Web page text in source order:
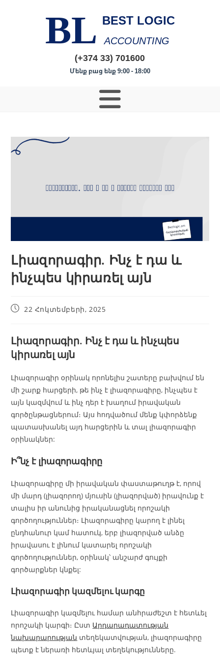
BL BEST LOGIC
ACCOUNTING
(+374 33) 701600
Մենք բաց ենք 9:00 - 18:00
Լիազորագիր. Ինչ է դա և
ինչպես կիրառել այն
22 Հոկտեմբերի, 2025
Լիազորագիր. Ինչ է դա և ինչպես
կիրառել այն
Լիազորագիր օրինակ որոնելիս շատերը բախվում են
մի շարք հարցերի, թե ինչ է լիազորագիրը, ինչպես է
այն կազմվում և ինչ դեր է խաղում իրավական
գործընթացներում։ Այս հոդվածում մենք կփորձենք
պատասխանել այդ հարցերին և տալ լիազորագիր
օրինակներ:
Ի՞նչ է լիազորագիրը
Լիազորագիրը մի իրավական փաստաթուղթ է, որով
մի մարդ (լիազորող) մյուսին (լիազորված) իրավունք է
տալիս իր անունից իրականացնել որոշակի
գործողություններ։ Լիազորագիրը կարող է լինել
ընդհանուր կամ հատուկ, երբ լիազորված անձը
իրավասու է լինում կատարել որոշակի
գործողություններ, օրինակ՝ անշարժ գույքի
գործարքներ կնքել:
Լիազորագիր կազմելու կարգը
Լիազորագիր կազմելու համար անհրաժեշտ է հետևել
որոշակի կարգի։ Ըստ Արդարադատության
նախարարության տեղեկատվության, լիազորագիրը
պետք է ներառի հետևյալ տեղեկությունները.